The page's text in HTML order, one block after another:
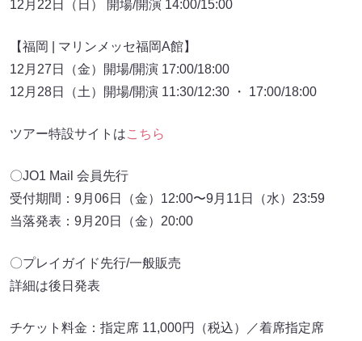
12月22日（日） 開場/開演 14:00/15:00
【福岡 | マリンメッセ福岡A館】
12月27日（金）開場/開演 17:00/18:00
12月28日（土）開場/開演 11:30/12:30 ・ 17:00/18:00
ツアー特設サイトはこちら
〇JO1 Mail 会員先行
受付期間：9月06日（金）12:00〜9月11日（水）23:59
当落発表：9月20日（金）20:00
〇プレイガイド先行/一般販売
詳細は後日発表
チケット料金：指定席 11,000円（税込）／着席指定席